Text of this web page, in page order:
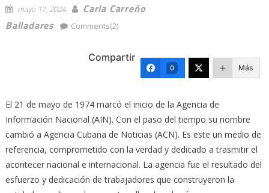
mayo 17, 2024
Carla Carreño
Balladares
Comments(2)
Compartir
0 Más
El 21 de mayo de 1974 marcó el inicio de la Agencia de
Información Nacional (AIN). Con el paso del tiempo su nombre
cambió a Agencia Cubana de Noticias (ACN). Es este un medio de
referencia, comprometido con la verdad y dedicado a trasmitir el
acontecer nacional e internacional. La agencia fue el resultado del
esfuerzo y dedicación de trabajadores que construyeron la